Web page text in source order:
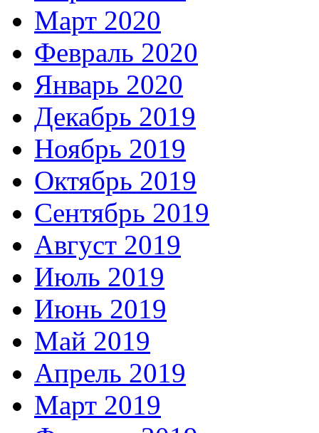
Март 2020
Февраль 2020
Январь 2020
Декабрь 2019
Ноябрь 2019
Октябрь 2019
Сентябрь 2019
Август 2019
Июль 2019
Июнь 2019
Май 2019
Апрель 2019
Март 2019